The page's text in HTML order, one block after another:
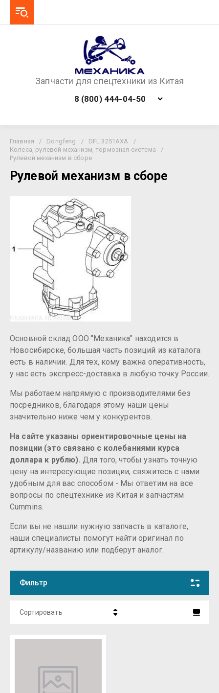
Запчасти для спецтехники из Китая
8 (800) 444-04-50
Главная / Dongfeng / DFL 3251AXA
/
Колеса, рулевой механизм, тормозная система
/
Рулевой механизм в сборе
Рулевой механизм в сборе
Основной склад ООО "Механика" находится в
Новосибирске, большая часть позиций из каталога
есть в наличии. Для тех, кому важна оперативность,
у нас есть экспресс-доставка в любую точку России.
Мы работаем напрямую с производителями без
посредников, благодаря этому наши цены
значительно ниже чем у конкурентов.
На сайте указаны ориентировочные цены на
позиции (это связано с колебаниями курса
доллара к рублю). Для того, чтобы узнать точную
цену на интересующие позиции, свяжитесь с нами
удобным для вас способом - Мы ответим на все
вопросы по спецтехнике из Китая и запчастям
Cummins.
Если вы не нашли нужную запчасть в каталоге,
наши специалисты помогут найти оригинал по
артикулу/названию или подберут аналог.
Фильтр
Сортировать
Название - Я-А
Название - А-Я